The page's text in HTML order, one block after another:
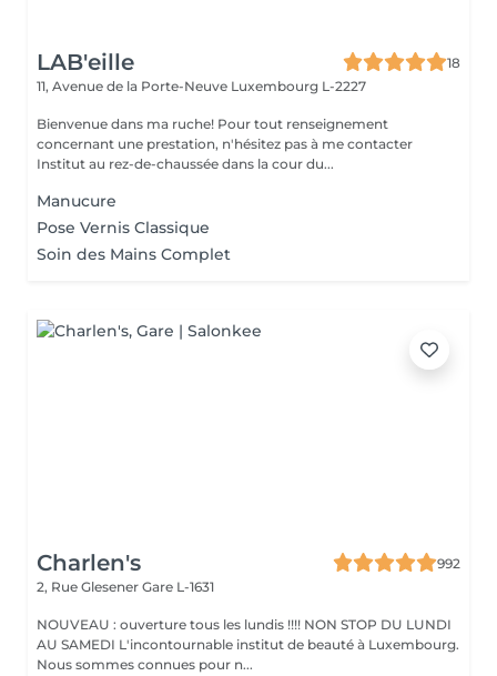
LAB'eille
18
11, Avenue de la Porte-Neuve Luxembourg L-2227
Bienvenue dans ma ruche! Pour tout renseignement
concernant une prestation, n'hésitez pas à me contacter
Institut au rez-de-chaussée dans la cour du...
Manucure
Pose Vernis Classique
Soin des Mains Complet
Charlen's
992
2, Rue Glesener Gare L-1631
NOUVEAU : ouverture tous les lundis !!!! NON STOP DU LUNDI
AU SAMEDI L'incontournable institut de beauté à Luxembourg.
Nous sommes connues pour n...